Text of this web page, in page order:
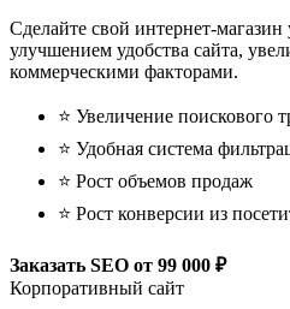
Сделайте свой интернет-
улучшением удобства сайта,
коммерческими факторами.
⭐ Увеличение поискового
⭐ Удобная система
⭐ Рост объемов продаж
⭐ Рост конверсии из
Заказать SEO от 99 000 ₽
Корпоративный сайт